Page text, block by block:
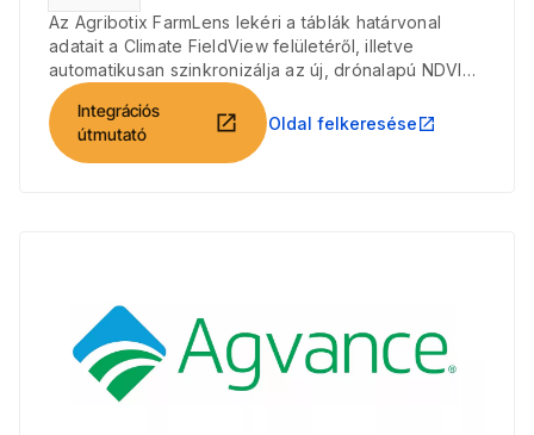
Az Agribotix FarmLens lekéri a táblák határvonal
adatait a Climate FieldView felületéről, illetve
automatikusan szinkronizálja az új, drónalapú NDVI
és RGB-képeket a Climate FieldView-val.
Integrációs
útmutató
open_in_new Oldal felkereséseopen_in_new